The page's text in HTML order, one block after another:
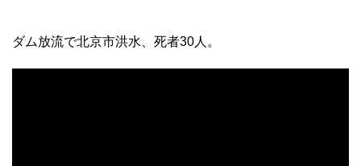
ダム放流で北京市洪水、死者30人。